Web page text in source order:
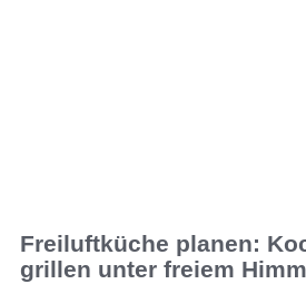
Freiluftküche planen:
grillen unter freiem